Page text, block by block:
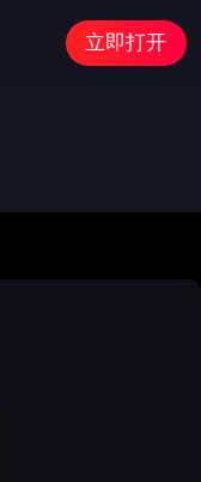
立即打开